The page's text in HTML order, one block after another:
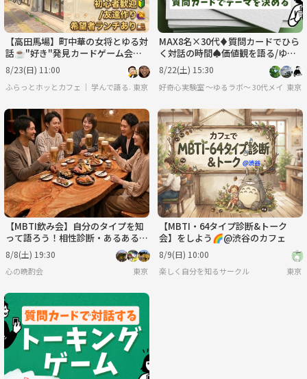
【高田馬場】町中華の女将とゆる対
話☕"好き"発見カードゲーム会【2
0～40代/初心者大歓迎🔰】【希望
者ランチ会あり】
8/23(日) 11:00
ふらっとホッとカフェ ｜ 学んで語る、ゆるっと対話
東京
MAX8名×30代♦️質問カードでひら
く対話の時間♠価値観を語る/ゆる
哲学
8/22(土) 15:30
好奇心実験室 ～ゆるラボ～ 30代メイン東京
【MBTI飲み会】自分のタイプを知
って語ろう！相性診断・あるあるト
ークで盛り上がる夜🍻
8/8(土) 19:30
心の晩酌会 東京
【MBTI・64タイプ診断&トーク
会】をしよう🌈@渋谷のカフェ
8/9(日) 10:00
楽しく自分を知るサークル 東京